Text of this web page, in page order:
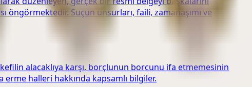
Suçun unsurları, faili, zamanaşımı ve
alacaklıya karşı, borçlunun borcunu ifa etmemesinin
halleri hakkında kapsamlı bilgiler.